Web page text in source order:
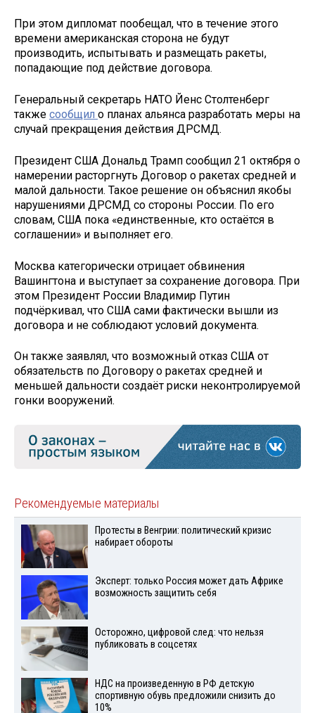
При этом дипломат пообещал, что в течение этого
времени американская сторона не будут
производить, испытывать и размещать ракеты,
попадающие под действие договора.
Генеральный секретарь НАТО Йенс Столтенберг
также сообщил о планах альянса разработать меры на
случай прекращения действия ДРСМД.
Президент США Дональд Трамп сообщил 21 октября о
намерении расторгнуть Договор о ракетах средней и
малой дальности. Такое решение он объяснил якобы
нарушениями ДРСМД со стороны России. По его
словам, США пока «единственные, кто остаётся в
соглашении» и выполняет его.
Москва категорически отрицает обвинения
Вашингтона и выступает за сохранение договора. При
этом Президент России Владимир Путин
подчёркивал, что США сами фактически вышли из
договора и не соблюдают условий документа.
Он также заявлял, что возможный отказ США от
обязательств по Договору о ракетах средней и
меньшей дальности создаёт риски неконтролируемой
гонки вооружений.
Рекомендуемые материалы
Протесты в Венгрии: политический кризис
набирает обороты
Эксперт: только Россия может дать Африке
возможность защитить себя
Осторожно, цифровой след: что нельзя
публиковать в соцсетях
НДС на произведенную в РФ детскую
спортивную обувь предложили снизить до
10%